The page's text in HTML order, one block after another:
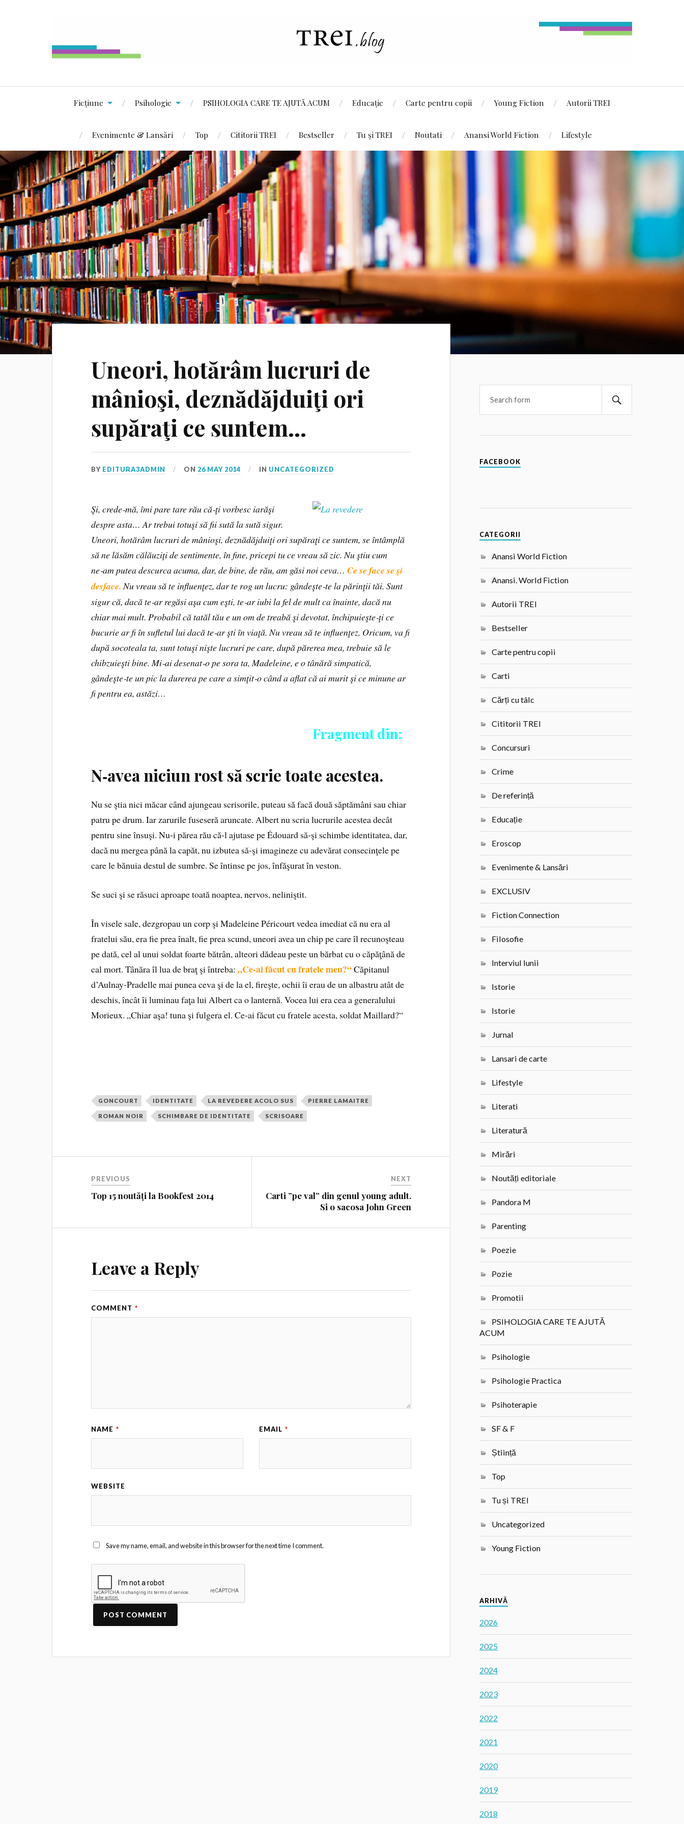
Ficțiune Psihologie PSIHOLOGIA CARE TE AJUTĂ ACUM Educație Carte pentru copii Young Fiction Autorii TREI
Evenimente & Lansări Top Cititorii TREI Bestseller Tu și TREI Noutati Anansi World Fiction Lifestyle
Uneori, hotărâm lucruri de
mânioşi, deznădăjduiţi ori
supăraţi ce suntem…
BY EDITURA3ADMIN ON 26 MAY 2014 IN UNCATEGORIZED
Şi, crede‑mă, îmi pare tare rău că‑ţi vorbesc iarăşi
despre asta… Ar trebui totuşi să fii sută la sută sigur.
Uneori, hotărâm lucruri de mânioşi, deznădăjduiţi ori supăraţi ce suntem, se întâmplă
să ne lăsăm călăuziţi de sentimente, în fine, pricepi tu ce vreau să zic. Nu ştiu cum
ne‑am putea descurca acuma, dar, de bine, de rău, am găsi noi ceva…Ce se face se şi
desface.Nu vreau să te influenţez, dar te rog un lucru: gândeşte‑te la părinţii tăi. Sunt
sigur că, dacă te‑ar regăsi aşa cum eşti, te‑ar iubi la fel de mult ca înainte, dacă nu
chiar mai mult. Probabil că tatăl tău e un om de treabă şi devotat, închipuieşte‑ţi ce
bucurie ar fi în sufletul lui dacă te‑ar şti în viaţă. Nu vreau să te influenţez. Oricum, va fi
după socoteala ta, sunt totuşi nişte lucruri pe care, după părerea mea, trebuie să le
chibzuieşti bine. Mi‑ai desenat‑o pe sora ta, Madeleine, e o tânără simpatică,
gândeşte‑te un pic la durerea pe care a simţit‑o când a aflat că ai murit şi ce minune ar
fi pentru ea, astăzi…
Fragment din:
N‑avea niciun rost să scrie toate acestea.
Nu se ştia nici măcar când ajungeau scrisorile, puteau să facă două săptămâni sau chiar
patru pe drum. Iar zarurile fuseseră aruncate. Albert nu scria lucrurile acestea decât
pentru sine însuşi. Nu‑i părea rău că‑l ajutase pe Édouard să‑şi schimbe identitatea, dar,
dacă nu mergea până la capăt, nu izbutea să‑şi imagineze cu adevărat consecinţele pe
care le bănuia destul de sumbre. Se întinse pe jos, înfă­şurat în veston.
Se suci şi se răsuci aproape toată noaptea, nervos, neliniştit.
În visele sale, dezgropau un corp şi Madeleine Péri­court vedea imediat că nu era al
fratelui său, era fie prea înalt, fie prea scund, uneori avea un chip pe care îl recu­noşteau
pe dată, cel al unui soldat foarte bătrân, alteori dădeau peste un bărbat cu o căpăţână de
cal mort. Tânăra îl lua de braţ şi întreba:„Ce‑ai făcut cu fratele meu?“Căpitanul
d’Aulnay‑Pradelle mai punea ceva şi de la el, fireşte, ochii îi erau de un albastru atât de
deschis, încât îi luminau faţa lui Albert ca o lanternă. Vocea lui era cea a generalului
Morieux. „Chiar aşa! tuna şi fulgera el. Ce‑ai făcut cu fratele acesta, soldat Maillard?“
GONCOURT IDENTITATE LA REVEDERE ACOLO SUS PIERRE LAMAITRE
ROMAN NOIR SCHIMBARE DE IDENTITATE SCRISOARE
PREVIOUS
Top 15 noutăți la Bookfest 2014
NEXT
Carti ”pe val” din genul young adult.
Si o sacosa John Green
Leave a Reply
COMMENT *
NAME * EMAIL *
WEBSITE
Save my name, email, and website in this browser for the next time I comment.
FACEBOOK
CATEGORII
Anansi World Fiction
Anansi. World Fiction
Autorii TREI
Bestseller
Carte pentru copii
Carti
Cărți cu tâlc
Cititorii TREI
Concursuri
Crime
De referință
Educație
Eroscop
Evenimente & Lansări
EXCLUSIV
Fiction Connection
Filosofie
Interviul lunii
Istorie
Istorie
Jurnal
Lansari de carte
Lifestyle
Literati
Literatură
Mirări
Noutăți editoriale
Pandora M
Parenting
Poezie
Pozie
Promotii
PSIHOLOGIA CARE TE AJUTĂ
ACUM
Psihologie
Psihologie Practica
Psihoterapie
SF & F
Știință
Top
Tu și TREI
Uncategorized
Young Fiction
ARHIVĂ
2026
2025
2024
2023
2022
2021
2020
2019
2018